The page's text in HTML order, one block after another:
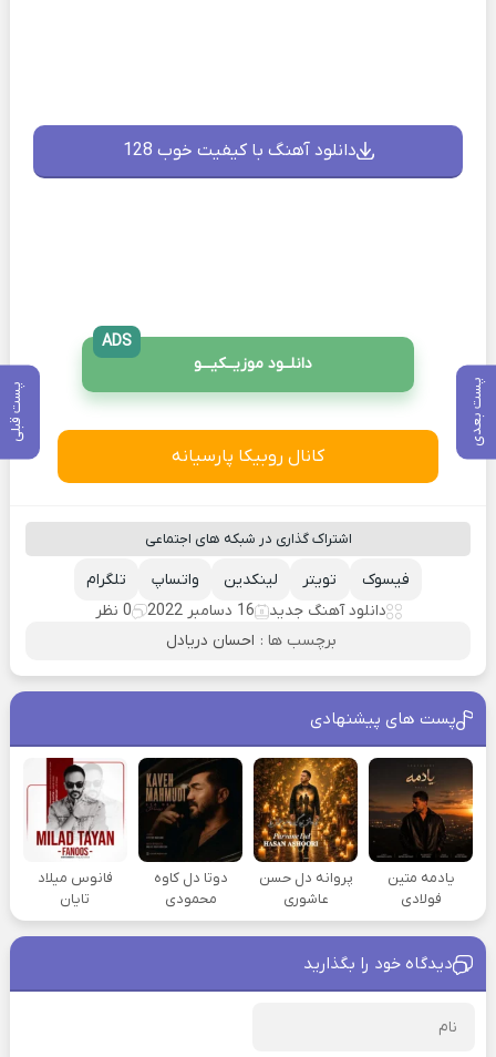
پست بعدی پست قبلی
دانلود آهنگ با کیفیت خوب 128
دانلــود موزیــکیـــو
ADS
کانال روبیکا پارسیانه
اشتراک گذاری در شبکه های اجتماعی
تلگرام واتساپ لینکدین تویتر
فیسوک
دانلود آهنگ جدید
16 دسامبر 2022
0 نظر
برچسب ها : احسان دریادل
پست های پیشنهادی
یادمه متین
فولادی
پروانه دل حسن
عاشوری
دوتا دل کاوه
محمودی
فانوس میلاد
تایان
دیدگاه خود را بگذارید